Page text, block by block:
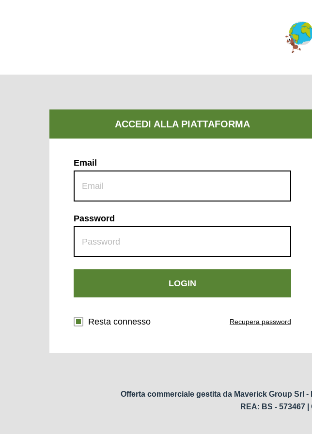
Email
Password
LOGIN
Resta connesso Recupera password
Offerta commerciale gestita da Maverick Group Srl -
REA: BS - 573467